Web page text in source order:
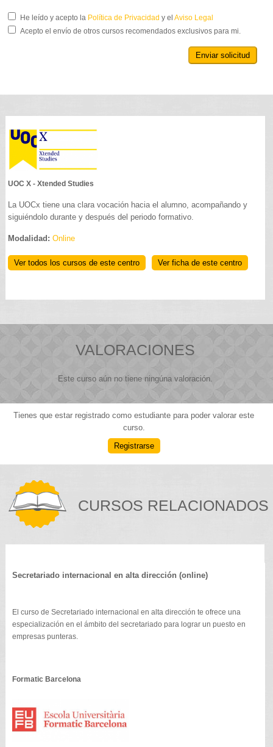
He leído y acepto la Política de Privacidad y el Aviso Legal
Acepto el envío de otros cursos recomendados exclusivos para mi.
Enviar solicitud
UOC X - Xtended Studies
La UOCx tiene una clara vocación hacia el alumno, acompañando y
siguiéndolo durante y después del periodo formativo.
Modalidad:Online
Ver todos los cursos de este centro Ver ficha de este centro
VALORACIONES
Este curso aún no tiene ningúna valoración.
Tienes que estar registrado como estudiante para poder valorar este
curso.
Registrarse
CURSOS RELACIONADOS
Secretariado internacional en alta dirección (online)
El curso de Secretariado internacional en alta dirección te ofrece una
especialización en el ámbito del secretariado para lograr un puesto en
empresas punteras.
Formatic Barcelona